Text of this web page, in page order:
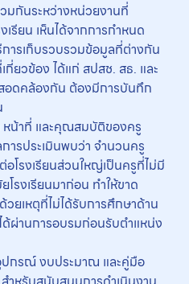
มกันระหว่างหน่วยงานที่
เรียน เห็นได้จากการกำหนด
ารเก็บรวบรวมข้อมูลที่ต่างกัน
ยวข้อง ได้แก่ สปสช. สธ. และ
อดคล้องกัน ต้องมีการบันทึก
น้าที่ และคุณสมบัติของครู
ารประเมินพบว่า จำนวนครู
โรงเรียนส่วนใหญ่เป็นครูที่ไม่มี
รงเรียนมาก่อน ทำให้ขาด
ยเหตุที่ไม่ได้รับการศึกษาด้าน
ด้ผ่านการอบรมก่อนรับตำแหน่ง
กรณ์ งบประมาณ และคู่มือ